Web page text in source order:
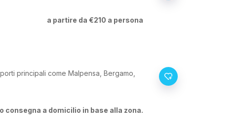
a partire da €210 a persona
principali come Malpensa, Bergamo,
consegna a domicilio in base alla zona.